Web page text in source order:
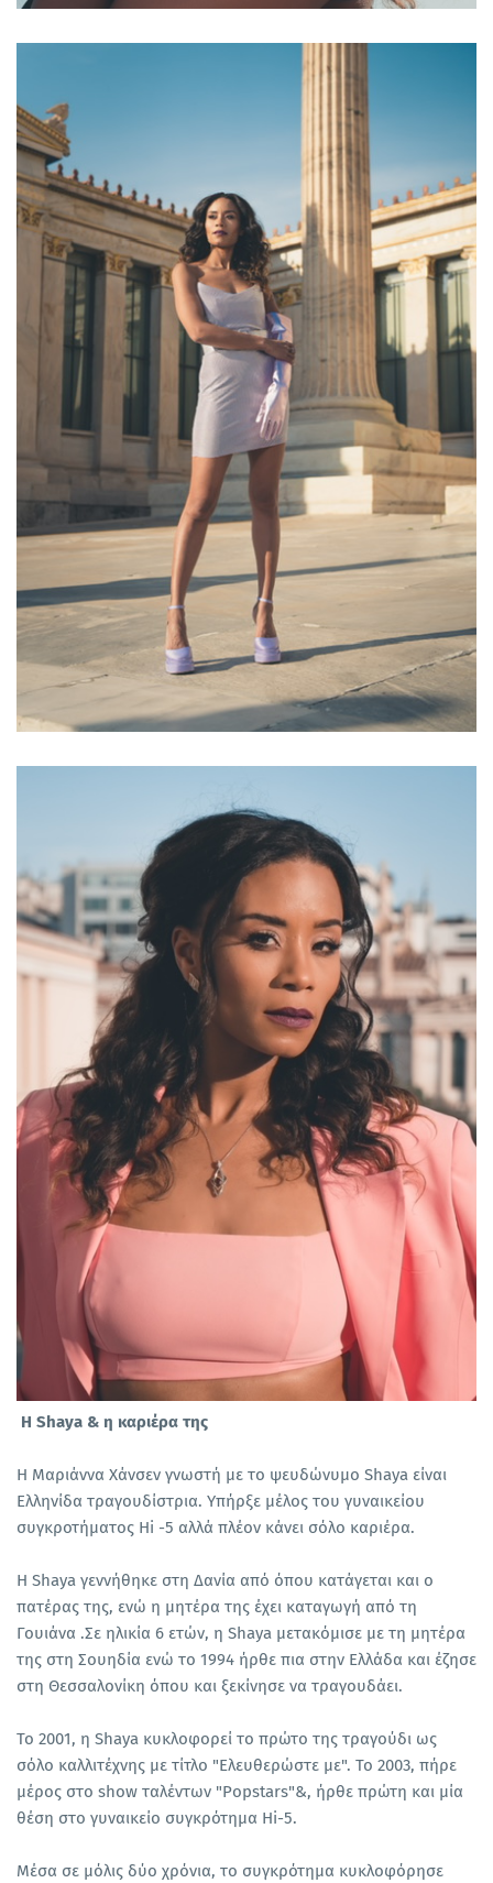
Η Shaya & η καριέρα της
Η Μαριάννα Χάνσεν γνωστή με το ψευδώνυμο Shaya είναι
Ελληνίδα τραγουδίστρια. Υπήρξε μέλος του γυναικείου
συγκροτήματος Hi -5 αλλά πλέον κάνει σόλο καριέρα.
Η Shaya γεννήθηκε στη Δανία από όπου κατάγεται και ο
πατέρας της, ενώ η μητέρα της έχει καταγωγή από τη
Γουιάνα .Σε ηλικία 6 ετών, η Shaya μετακόμισε με τη μητέρα
της στη Σουηδία ενώ το 1994 ήρθε πια στην Ελλάδα και έζησε
στη Θεσσαλονίκη όπου και ξεκίνησε να τραγουδάει.
Το 2001, η Shaya κυκλοφορεί το πρώτο της τραγούδι ως
σόλο καλλιτέχνης με τίτλο "Ελευθερώστε με". Το 2003, πήρε
μέρος στο show ταλέντων "Popstars"&, ήρθε πρώτη και μία
θέση στο γυναικείο συγκρότημα Hi-5.
Μέσα σε μόλις δύο χρόνια, το συγκρότημα κυκλοφόρησε